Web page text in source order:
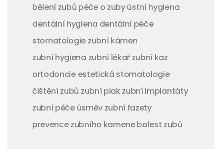
bělení zubů péče o zubyústní hygiena
dentální hygiena dentální péče
stomatologie zubní kámen
zubní hygiena zubní lékař zubní kaz
ortodoncie estetická stomatologie
čištění zubů zubní plak zubní implantáty
zubní péče úsměv zubní fazety
prevence zubního kamenebolest zubů